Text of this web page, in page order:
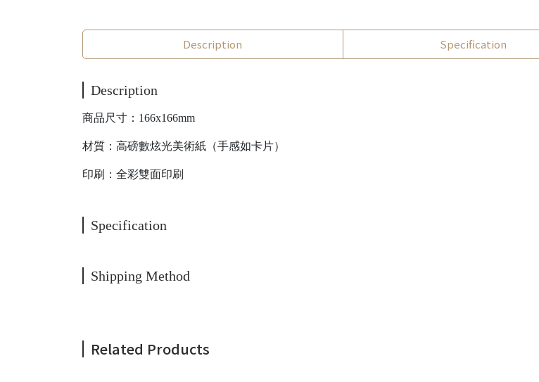
Description Specification
Description
商品尺寸：166x166mm
材質：高磅數炫光美術紙（手感如卡片）
印刷：全彩雙面印刷
Specification
Shipping Method
Related Products